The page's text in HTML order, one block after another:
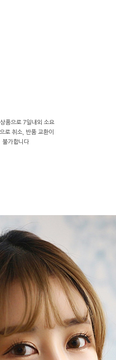
품으로 7일내외 소요
로 취소, 반품 교환이
불가합니다